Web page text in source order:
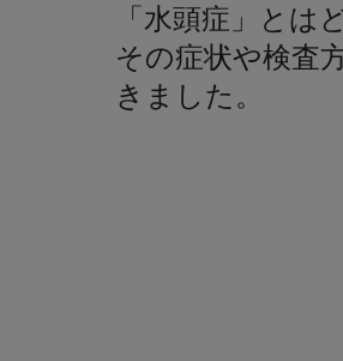
「水頭症」とは
その症状や検査
きました。